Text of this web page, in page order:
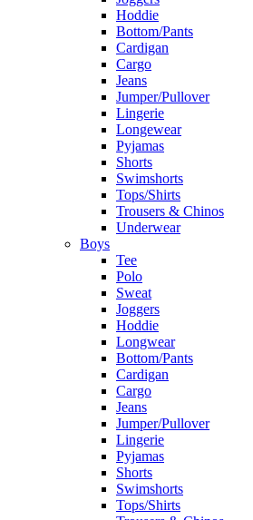
Hoddie
Bottom/Pants
Cardigan
Cargo
Jeans
Jumper/Pullover
Lingerie
Longewear
Pyjamas
Shorts
Swimshorts
Tops/Shirts
Trousers & Chinos
Underwear
Boys
Tee
Polo
Sweat
Joggers
Hoddie
Longwear
Bottom/Pants
Cardigan
Cargo
Jeans
Jumper/Pullover
Lingerie
Pyjamas
Shorts
Swimshorts
Tops/Shirts